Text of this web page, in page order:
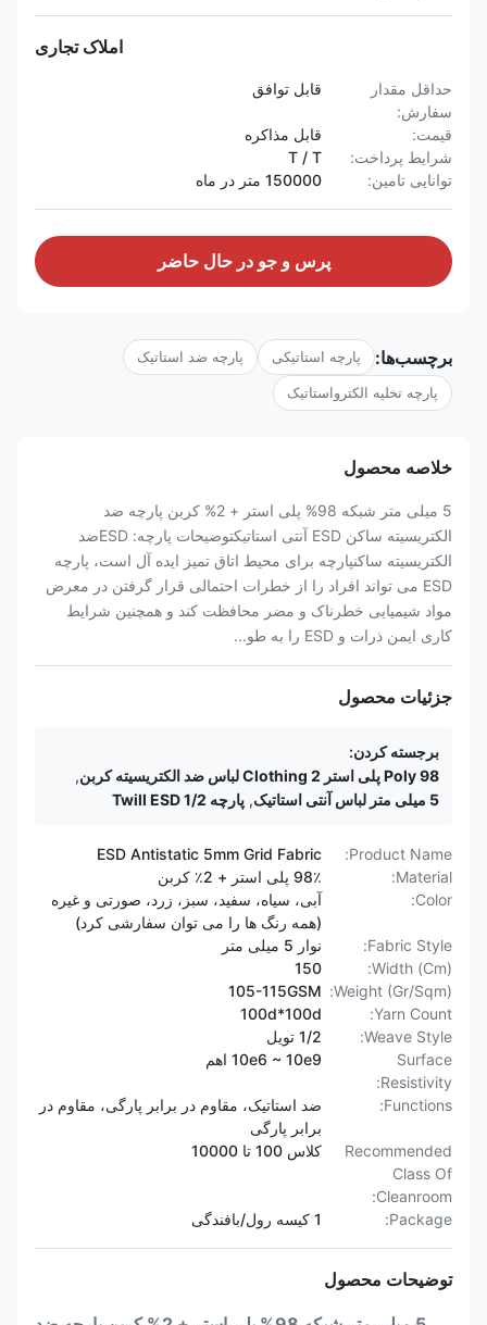
املاک تجاری
حداقل مقدار
سفارش:
قابل توافق
قیمت:
قابل مذاکره
شرایط پرداخت:
T / T
توانایی تامین:
150000 متر در ماه
پرس و جو در حال حاضر
برچسب‌ها: پارچه استاتیکی پارچه ضد استاتیک
پارچه تخلیه الکترواستاتیک
خلاصه محصول
5 میلی متر شبکه 98% پلی استر + 2% کربن پارچه ضد
الکتریسیته ساکن ESD آنتی استاتیکتوضیحات پارچه: ESDضد
الکتریسیته ساکنپارچه برای محیط اتاق تمیز ایده آل است، پارچه
ESD می تواند افراد را از خطرات احتمالی قرار گرفتن در معرض
مواد شیمیایی خطرناک و مضر محافظت کند و همچنین شرایط
کاری ایمن ذرات و ESD را به طو...
جزئیات محصول
برجسته کردن:
98 Poly پلی استر 2 Clothing لباس ضد الکتریسیته کربن
,
5 میلی متر لباس آنتی استاتیک
, پارچه 1/2 Twill ESD
Product Name:
ESD Antistatic 5mm Grid Fabric
Material:
98٪ پلی استر + 2٪ کربن
Color:
آبی، سیاه، سفید، سبز، زرد، صورتی و غیره
(همه رنگ ها را می توان سفارشی کرد)
Fabric Style:
نوار 5 میلی متر
Width (Cm):
150
Weight (Gr/Sqm):
105-115GSM
Yarn Count:
100d*100d
Weave Style:
1/2 تویل
Surface
Resistivity:
10e6 ~ 10e9 اهم
Functions:
ضد استاتیک، مقاوم در برابر پارگی، مقاوم در
برابر پارگی
Recommended
Class Of
Cleanroom:
کلاس 100 تا 10000
Package: 1 کیسه رول/بافندگی
توضیحات محصول